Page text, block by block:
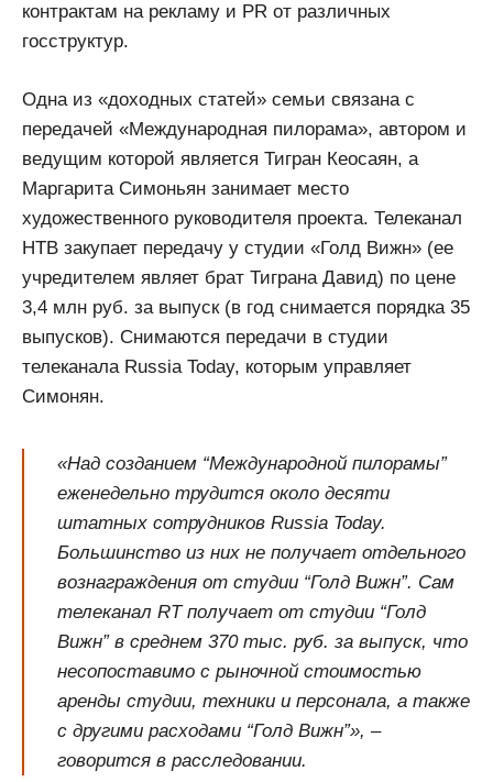
контрактам на рекламу и PR от различных
госструктур.
Одна из «доходных статей» семьи связана с
передачей «Международная пилорама», автором и
ведущим которой является Тигран Кеосаян, а
Маргарита Симоньян занимает место
художественного руководителя проекта. Телеканал
НТВ закупает передачу у студии «Голд Вижн» (ее
учредителем являет брат Тиграна Давид) по цене
3,4 млн руб. за выпуск (в год снимается порядка 35
выпусков). Снимаются передачи в студии
телеканала Russia Today, которым управляет
Симонян.
«Над созданием “Международной пилорамы”
еженедельно трудится около десяти
штатных сотрудников Russia Today.
Большинство из них не получает отдельного
вознаграждения от студии “Голд Вижн”. Сам
телеканал RT получает от студии “Голд
Вижн” в среднем 370 тыс. руб. за выпуск, что
несопоставимо с рыночной стоимостью
аренды студии, техники и персонала, а также
c другими расходами “Голд Вижн”», –
говорится в расследовании.